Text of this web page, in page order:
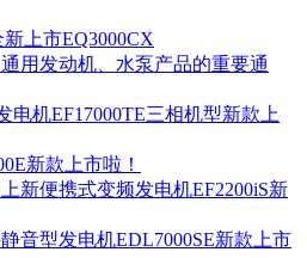
上市EQ3000CX
用发动机、水泵产品的重要通
电机EF17000TE三相机型新款上
新款上市啦！
新便携式变频发电机EF2200iS新
音型发电机EDL7000SE新款上市